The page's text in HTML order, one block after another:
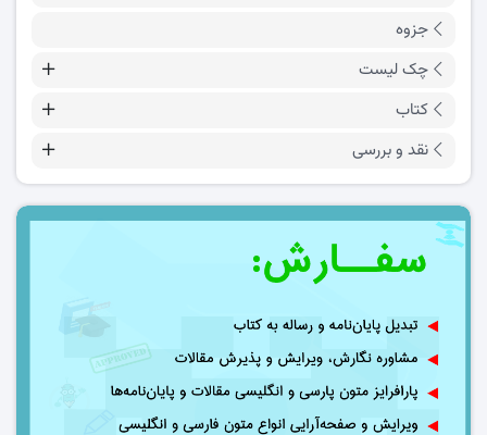
جزوه
چک لیست
کتاب
نقد و بررسی